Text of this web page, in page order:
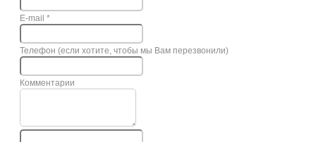
E-mail *
Телефон (если хотите, чтобы мы Вам перезвонили)
Комментарии